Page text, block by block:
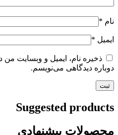
نام *
ایمیل *
ذخیره نام، ایمیل و وبسایت
دوباره دیدگاهی می‌نویسم.
Suggested products
محصولات پیشنهادی